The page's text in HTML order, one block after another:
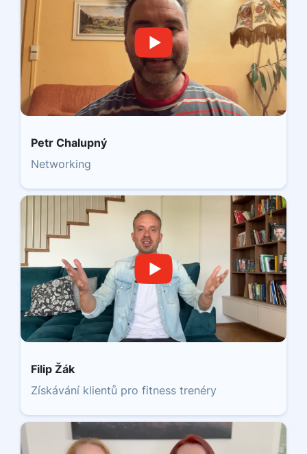
Petr Chalupný
Networking
Filip Žák
Získávání klientů pro fitness trenéry